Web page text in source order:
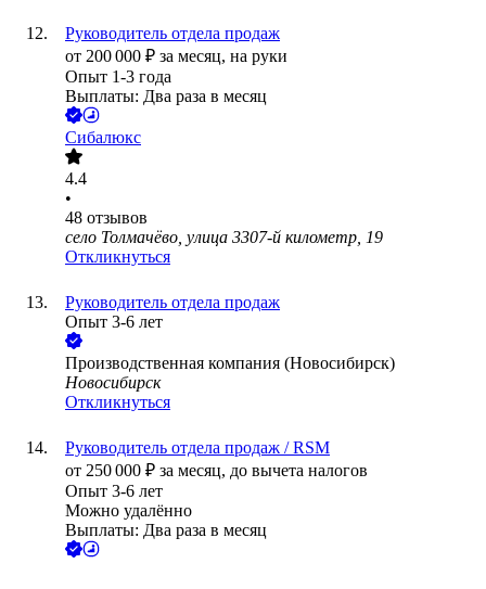
Руководитель отдела продаж
от 200 000 ₽ за месяц, на руки
Опыт 1-3 года
Выплаты: Два раза в месяц
Сибалюкс
4.4
•
48 отзывов
село Толмачёво, улица 3307-й километр, 19
Откликнуться
Руководитель отдела продаж
Опыт 3-6 лет
Производственная компания (Новосибирск)
Новосибирск
Откликнуться
Руководитель отдела продаж / RSM
от 250 000 ₽ за месяц, до вычета налогов
Опыт 3-6 лет
Можно удалённо
Выплаты: Два раза в месяц